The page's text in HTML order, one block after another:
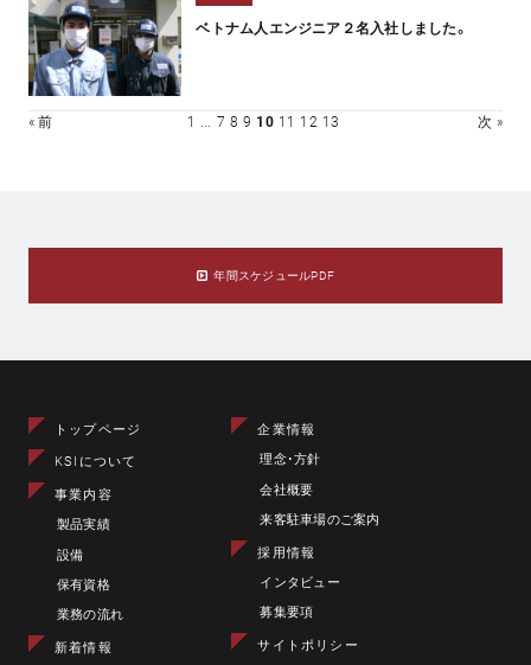
ベトナム人エンジニア２名入社しました。
« 前 1 ... 7 8 9 10 11 12 13 次 »
年間スケジュールPDF
トップページ
KSIについて
事業内容
製品実績
設備
保有資格
業務の流れ
新着情報
企業情報
理念･方針
会社概要
来客駐車場のご案内
採用情報
インタビュー
募集要項
サイトポリシー